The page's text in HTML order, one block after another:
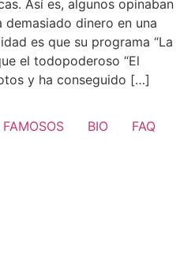
Así es, algunos opinaban
dinero en una
es que su programa “La
el todopoderoso “El
y ha conseguido […]
FAMOSOS BIO FAQ